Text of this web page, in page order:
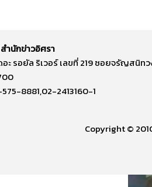
ำนักข่าวอิศรา
อะ รอยัล ริเวอร์ เลขที่ 219 ซอยจรัญสนิ
8881,02-2413160-1
Copyright ©